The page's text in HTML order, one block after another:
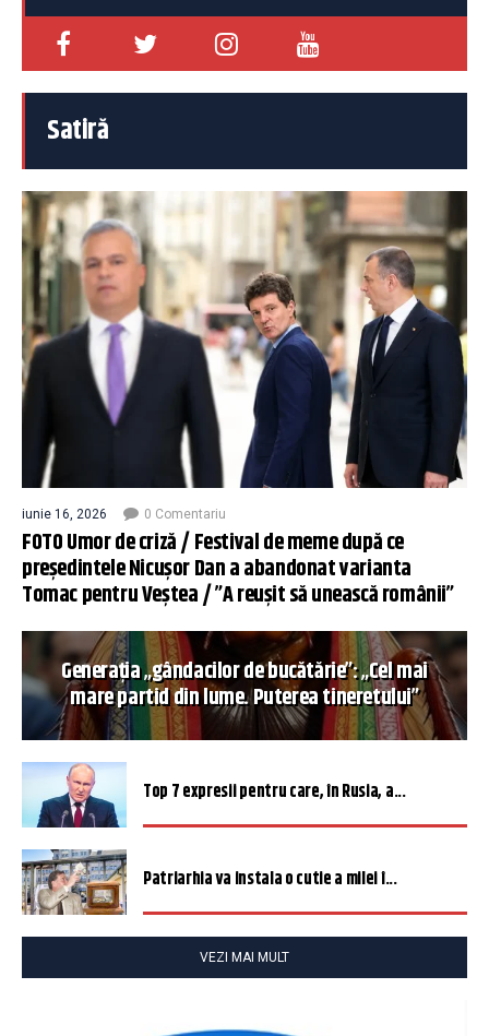
Satiră
iunie 16, 2026 0 Comentariu
FOTO Umor de criză / Festival de meme după ce
președintele Nicușor Dan a abandonat varianta
Tomac pentru Veștea / ”A reușit să unească românii”
Generația „gândacilor de bucătărie”: „Cel mai
mare partid din lume. Puterea tineretului”
Top 7 expresii pentru care, în Rusia, a...
Patriarhia va instala o cutie a milei î...
VEZI MAI MULT